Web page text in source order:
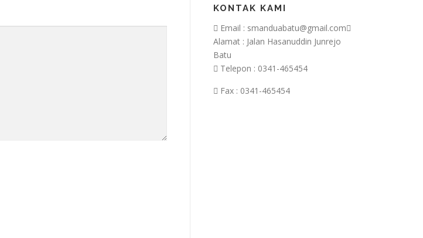
KONTAK KAMI
Email : smanduabatu@gmail.com
Alamat : Jalan Hasanuddin Junrejo
Batu
Telepon : 0341-465454
Fax : 0341-465454